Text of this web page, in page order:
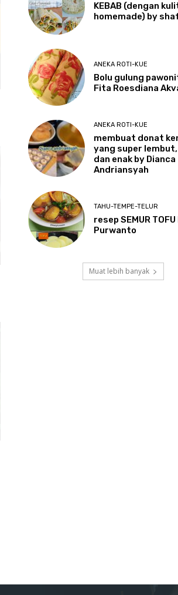
KEBAB (dengan
homemade) by
ANEKA ROTI-KUE
Bolu gulung
Fita Roesdiana
ANEKA ROTI-KUE
membuat donat
yang super
dan enak by Dianca
Andriansyah
TAHU-TEMPE-TELUR
resep SEMUR
Purwanto
Muat lebih banyak